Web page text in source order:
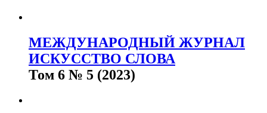
МЕЖДУНАРОДНЫЙ ЖУРНАЛ
ИСКУССТВО СЛОВА
Том 6 № 5 (2023)